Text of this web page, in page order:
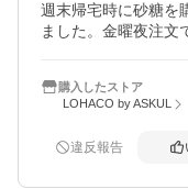
週末帰宅時に砂糖を
ました。金曜夜注文
購入したストア
LOHACO by ASKUL
違反報告